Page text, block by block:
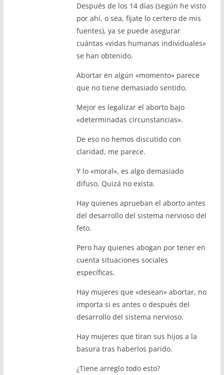
Después de los 14 días (según he visto
por ahí, o sea, fijate lo certero de mis
fuentes), ya se puede asegurar
cuántas «vidas humanas individuales»
se han obtenido.
Abortar en algún «momento» parece
que no tiene demasiado sentido.
Mejor es legalizar el aborto bajo
«determinadas circunstancias».
De eso no hemos discutido con
claridad, me parece.
Y lo «moral», es algo demasiado
difuso. Quizá no exista.
Hay quienes aprueban el aborto antes
del desarrollo del sistema nervioso del
feto.
Pero hay quienes abogan por tener en
cuenta situaciones sociales
específicas.
Hay mujeres que «desean» abortar, no
importa si es antes o después del
desarrollo del sistema nervioso.
Hay mujeres que tiran sus hijos a la
basura tras haberlos parido.
¿Tiene arreglo todo esto?